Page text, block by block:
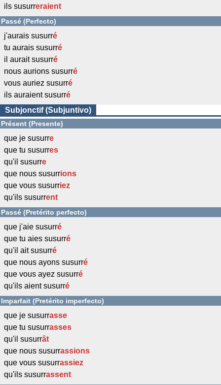
ils susurreraient
Passé (Perfecto)
j'aurais susurré
tu aurais susurré
il aurait susurré
nous aurions susurré
vous auriez susurré
ils auraient susurré
Subjonctif (Subjuntivo)
Présent (Presente)
que je susurre
que tu susurres
qu'il susurre
que nous susurrions
que vous susurriez
qu'ils susurrent
Passé (Pretérito perfecto)
que j'aie susurré
que tu aies susurré
qu'il ait susurré
que nous ayons susurré
que vous ayez susurré
qu'ils aient susurré
Imparfait (Pretérito imperfecto)
que je susurrasse
que tu susurrasses
qu'il susurrât
que nous susurrassions
que vous susurrassiez
qu'ils susurrassent